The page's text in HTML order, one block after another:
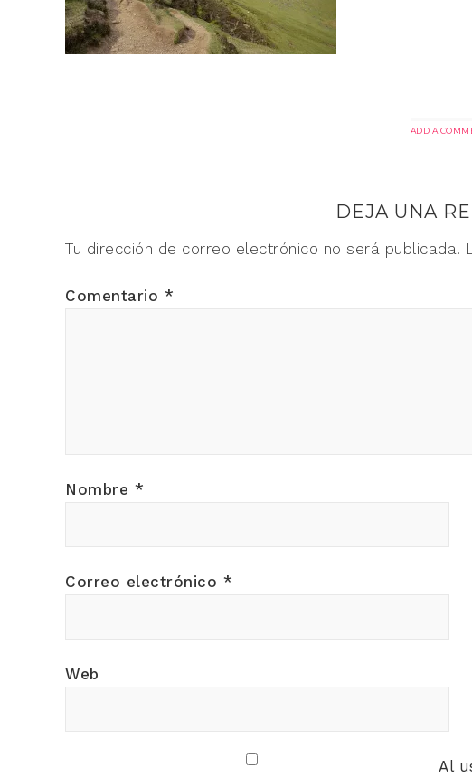
ADD A
DEJA UNA
Tu dirección de correo electrónico no será publicada.
Comentario *
Nombre *
Correo electrónico *
Web
Al